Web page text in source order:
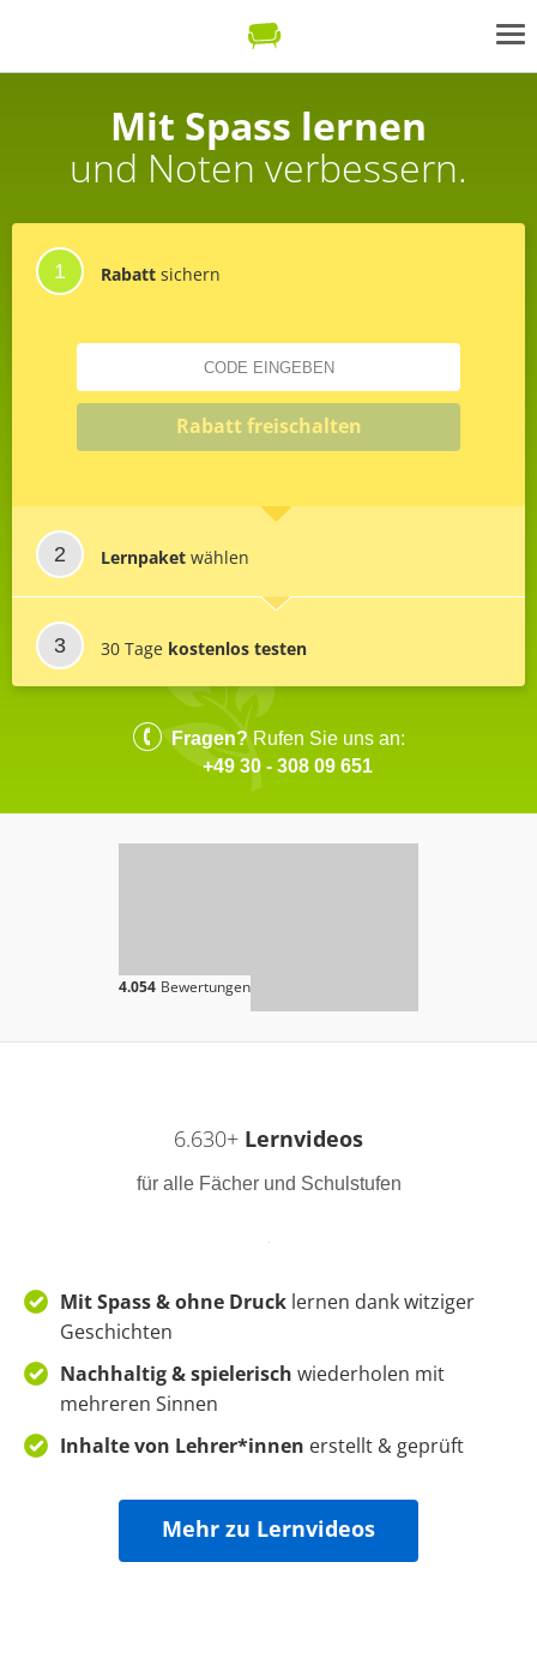
Mit Spass lernen
und Noten verbessern.
Rabatt sichern
Lernpaket wählen
30 Tage kostenlos testen
Fragen?Rufen Sie uns an:
+49 30 - 308 09 651
4.054 Bewertungen
6.630+ Lernvideos
für alle Fächer und Schulstufen
Mit Spass & ohne Druck lernen dank witziger
Geschichten
Nachhaltig & spielerisch wiederholen mit
mehreren Sinnen
Inhalte von Lehrer*innen erstellt & geprüft
Mehr zu Lernvideos